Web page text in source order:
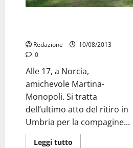
Redazione
10/08/2013
0
Alle 17, a Norcia,
amichevole Martina-
Monopoli. Si tratta
dell’ultimo atto del ritiro in
Umbria per la compagine...
Leggi tutto